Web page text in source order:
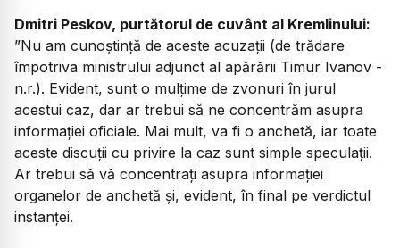
Dmitri Peskov, purtătorul de cuvânt al Kremlinului:
”Nu am cunoștință de aceste acuzații (de trădare
împotriva ministrului adjunct al apărării Timur Ivanov -
n.r.). Evident, sunt o mulțime de zvonuri în jurul
acestui caz, dar ar trebui să ne concentrăm asupra
informației oficiale. Mai mult, va fi o anchetă, iar toate
aceste discuții cu privire la caz sunt simple speculații.
Ar trebui să vă concentrați asupra informației
organelor de anchetă și, evident, în final pe verdictul
instanței.